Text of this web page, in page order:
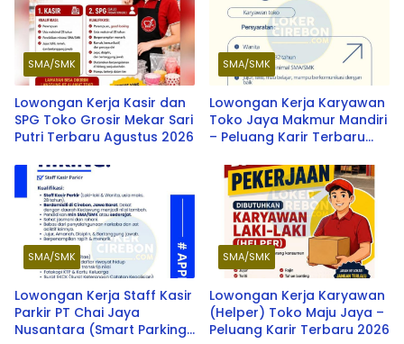
SMA/SMK
Lowongan Kerja Kasir dan
SPG Toko Grosir Mekar Sari
Putri Terbaru Agustus 2026
SMA/SMK
Lowongan Kerja Karyawan
Toko Jaya Makmur Mandiri
– Peluang Karir Terbaru
SMA/SMK
Lowongan Kerja Staff Kasir
Parkir PT Chai Jaya
Nusantara (Smart Parking)
SMA/SMK
Lowongan Kerja Karyawan
(Helper) Toko Maju Jaya –
Peluang Karir Terbaru 2026